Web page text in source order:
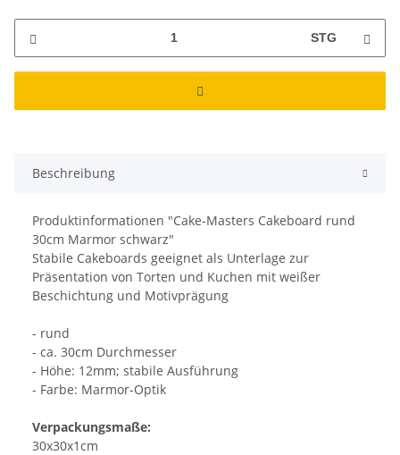
STG
Beschreibung
Produktinformationen "Cake-Masters Cakeboard rund
30cm Marmor schwarz"
Stabile Cakeboards geeignet als Unterlage zur
Präsentation von Torten und Kuchen mit weißer
Beschichtung und Motivprägung
- rund
- ca. 30cm Durchmesser
- Höhe: 12mm; stabile Ausführung
- Farbe: Marmor-Optik
Verpackungsmaße:
30x30x1cm